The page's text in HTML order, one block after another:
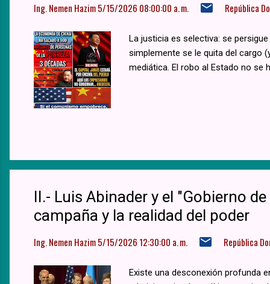
Ing. Nemen Hazim5/15/2026 08:00:00 a. m. República
La justicia es selectiva: se
simplemente se le quita del cargo
mediática. El robo al Estado no se
II.- Luis Abinader y el "Gobierno
campaña y la realidad del poder
Ing. Nemen Hazim5/15/2026 12:30:00 a. m. República
Existe una desconexión profunda